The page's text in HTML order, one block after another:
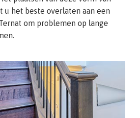
u het beste overlaten aan een
om problemen op lange